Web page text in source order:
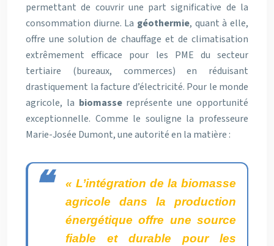
permettant de couvrir une part significative de la
consommation diurne. La géothermie, quant à elle,
offre une solution de chauffage et de climatisation
extrêmement efficace pour les PME du secteur
tertiaire (bureaux, commerces) en réduisant
drastiquement la facture d’électricité. Pour le monde
agricole, la biomassereprésente une opportunité
exceptionnelle. Comme le souligne la professeure
Marie-Josée Dumont, une autorité en la matière :
« L’intégration de la biomasse
agricole dans la production
énergétique offre une source
fiable et durable pour les